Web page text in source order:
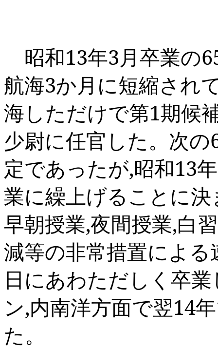
昭和13年3月卒業の
航海3か月に短縮され
海しただけで第1期候
少尉に任官した。次の
定であったが,昭和13年
業に繰上げることに
早朝授業,夜間授業,白
減等の非常措置によ
日にあわただしく卒
ン,内南洋方面で翌14年
た。